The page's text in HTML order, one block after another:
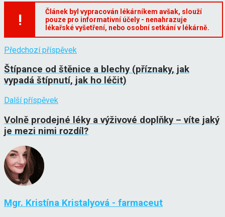
!
Článek byl vypracován lékárníkem avšak, slouží
pouze pro informativní účely - nenahrazuje
lékařské vyšetření, nebo osobní setkání v lékárně.
Předchozí příspěvek
Štípance od štěnice a blechy (příznaky, jak
vypadá štípnutí, jak ho léčit)
Další příspěvek
Volně prodejné léky a výživové doplňky – víte jaký
je mezi nimi rozdíl?
Mgr. Kristína Kristalyová - farmaceut